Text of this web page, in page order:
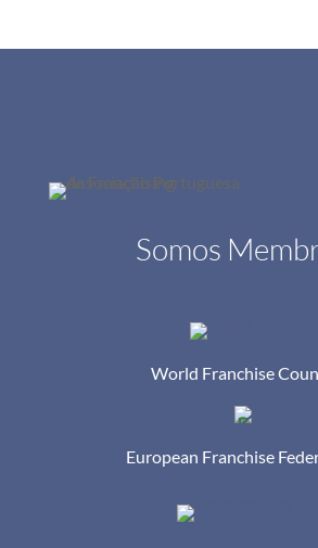
Somos
World Franchise
European Franchise